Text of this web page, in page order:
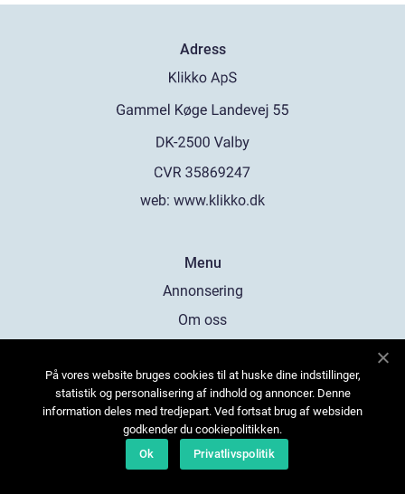
Adress
web: www.klikko.dk
Menu
Annonsering
Om oss
Kontakta oss
Sitemap
På vores website bruges cookies til at huske dine indstillinger,
statistik og personalisering af indhold og annoncer. Denne
information deles med tredjepart. Ved fortsat brug af websiden
godkender du cookiepolitikken.
Ok
Privatlivspolitik